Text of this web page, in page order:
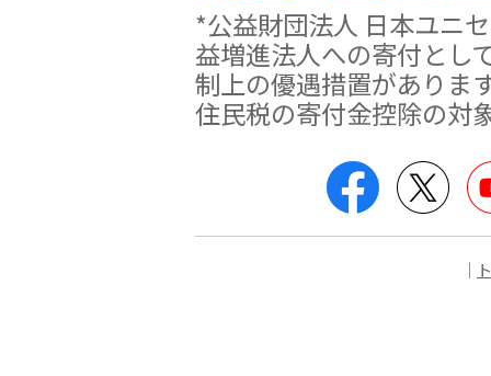
*公益財団法人 日本ユニ
益増進法人への寄付とし
制上の優遇措置がありま
住民税の寄付金控除の対
Facebook
｜